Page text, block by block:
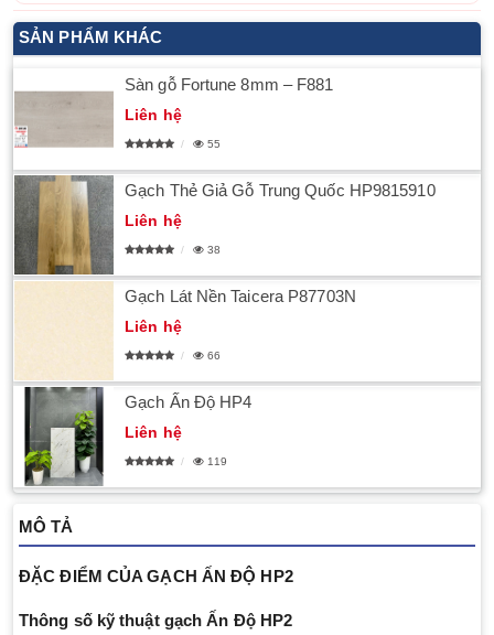
SẢN PHẨM KHÁC
Sàn gỗ Fortune 8mm – F881
Liên hệ
55
Gạch Thẻ Giả Gỗ Trung Quốc HP9815910
Liên hệ
38
Gạch Lát Nền Taicera P87703N
Liên hệ
66
Gạch Ấn Độ HP4
Liên hệ
119
MÔ TẢ
ĐẶC ĐIỂM CỦA GẠCH ẤN ĐỘ HP2
Thông số kỹ thuật gạch Ấn Độ HP2